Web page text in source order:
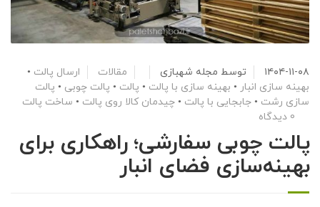
۱۴۰۴-۱۱-۰۸ توسط مجله شهبازی مقالات ارسال پالت •
بهینه سازی انبار • بهینه سازی با پالت • پالت • پالت چوبی • پالت
سازی رشت • جابجایی با پالت • چیدمان کالا روی پالت • ساخت پالت
0 دیدگاه
پالت چوبی سفارشی؛ راهکاری برای
بهینه‌سازی فضای انبار